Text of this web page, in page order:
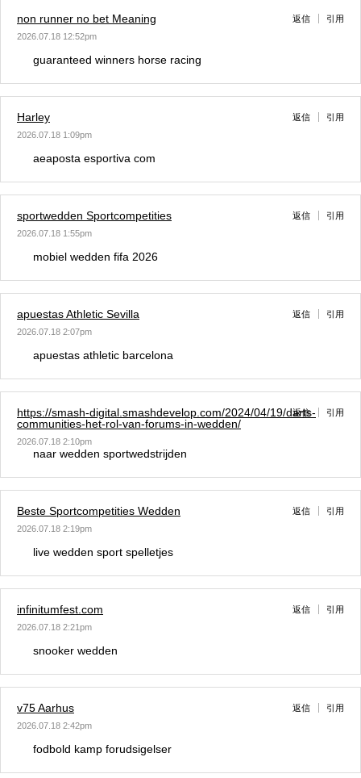
non runner no bet Meaning​
2026.07.18 12:52pm
返信 引用
guaranteed winners horse racing​
Harley
2026.07.18 1:09pm
返信 引用
aeaposta esportiva com
sportwedden Sportcompetities
2026.07.18 1:55pm
返信 引用
mobiel wedden fifa 2026
apuestas Athletic Sevilla
2026.07.18 2:07pm
返信 引用
apuestas athletic barcelona
https://smash-digital.smashdevelop.com/2024/04/19/darts-
communities-het-rol-van-forums-in-wedden/
2026.07.18 2:10pm
返信 引用
naar wedden sportwedstrijden
Beste Sportcompetities Wedden
2026.07.18 2:19pm
返信 引用
live wedden sport spelletjes
infinitumfest.com
2026.07.18 2:21pm
返信 引用
snooker wedden
v75 Aarhus
2026.07.18 2:42pm
返信 引用
fodbold kamp forudsigelser